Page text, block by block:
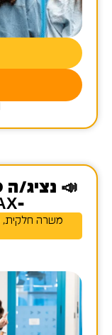
📣 נציג/ה
-MAX! מענק 8,000
משרה